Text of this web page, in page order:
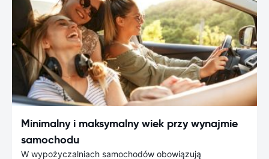
Minimalny i maksymalny wiek przy wynajmie
samochodu
W wypożyczalniach samochodów obowiązują